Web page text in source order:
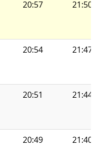
20:57 21:50
20:54 21:47
20:51 21:44
20:49 21:40